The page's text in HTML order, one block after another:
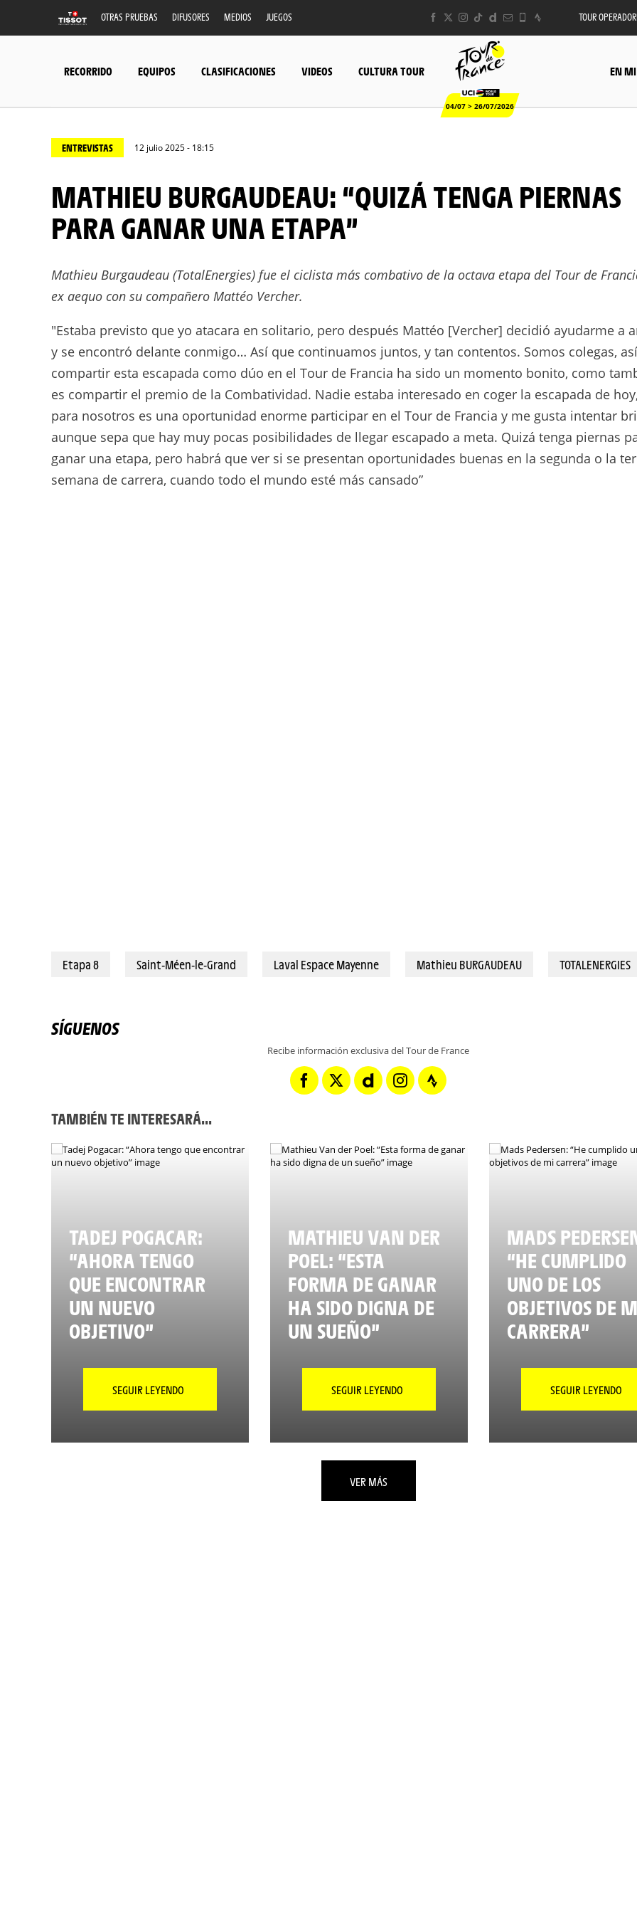
OTRAS PRUEBAS DIFUSORES MEDIOS JUEGOS TOUR
RECORRIDO EQUIPOS CLASIFICACIONES VIDEOS CULTURA TOUR
04/07 > 26/07/2026
EN MI
ENTREVISTAS 12 julio 2025 - 18:15
MATHIEU BURGAUDEAU: “QUIZÁ TENGA PIERNAS
PARA GANAR UNA ETAPA”
Mathieu Burgaudeau (TotalEnergies) fue el ciclista más combativo de la octava etapa del Tour de
ex aequo con su compañero Mattéo Vercher.
"Estaba previsto que yo atacara en solitario, pero después Mattéo [Vercher] decidió ayudarme a
y se encontró delante conmigo… Así que continuamos juntos, y tan contentos. Somos colegas,
compartir esta escapada como dúo en el Tour de Francia ha sido un momento bonito, como
es compartir el premio de la Combatividad. Nadie estaba interesado en coger la escapada de
para nosotros es una oportunidad enorme participar en el Tour de Francia y me gusta intentar
aunque sepa que hay muy pocas posibilidades de llegar escapado a meta. Quizá tenga piernas
ganar una etapa, pero habrá que ver si se presentan oportunidades buenas en la segunda o la
semana de carrera, cuando todo el mundo esté más cansado”
Etapa 8 Saint-Méen-le-Grand Laval Espace Mayenne Mathieu BURGAUDEAU TOTALENERGIES
SÍGUENOS
Recibe información exclusiva del Tour de France
TAMBIÉN TE INTERESARÁ...
TADEJ POGACAR:
“AHORA TENGO
QUE ENCONTRAR
UN NUEVO
OBJETIVO”
SEGUIR LEYENDO
MATHIEU VAN DER
POEL: “ESTA
FORMA DE GANAR
HA SIDO DIGNA DE
UN SUEÑO”
SEGUIR LEYENDO
MADS
“HE CUMPLIDO
UNO DE LOS
OBJETIVOS DE
CARRERA”
SEGUIR LEYENDO
VER MÁS